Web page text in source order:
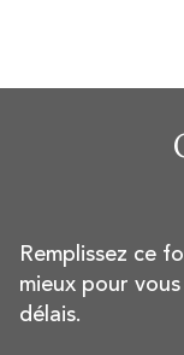
Remplissez ce
mieux pour
délais.